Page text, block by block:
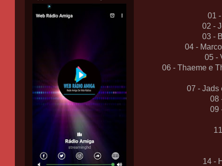
01
02 -
03 -
04 -
05 -
06 - Thaeme e
07 - Jads
08
09
14 -